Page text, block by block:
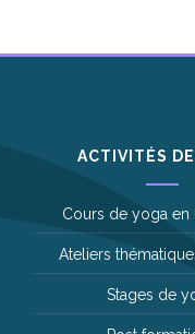
ACTIVITÉS
Cours de yoga en
Ateliers
Stages de